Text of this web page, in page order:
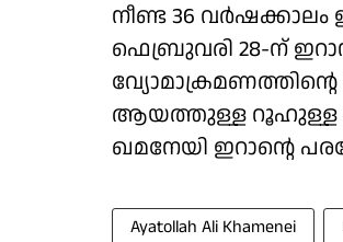
നീണ്ട 36
ഫെബ്രുവരി 28-ന്
ആയത്തുള്ള റൂഹുള്ള
ഖമനേയി ഇറാന്റെ
Ayatollah Ali Khamenei